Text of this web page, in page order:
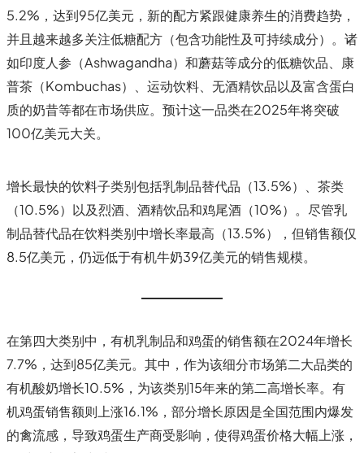
5.2%，达到95亿美元，新的配方紧跟健康养生的消费趋势，
并且越来越多关注低糖配方（包含功能性及可持续成分）。诸
如印度人参（Ashwagandha）和蘑菇等成分的低糖饮品、康
普茶（Kombuchas）、运动饮料、无酒精饮品以及富含蛋白
质的奶昔等都在市场供应。预计这一品类在2025年将突破
100亿美元大关。
增长最快的饮料子类别包括乳制品替代品（13.5%）、茶类
（10.5%）以及烈酒、酒精饮品和鸡尾酒（10%）。尽管乳
制品替代品在饮料类别中增长率最高（13.5%），但销售额仅
8.5亿美元，仍远低于有机牛奶39亿美元的销售规模。
在第四大类别中，有机乳制品和鸡蛋的销售额在2024年增长
7.7%，达到85亿美元。其中，作为该细分市场第二大品类的
有机酸奶增长10.5%，为该类别15年来的第二高增长率。有
机鸡蛋销售额则上涨16.1%，部分增长原因是全国范围内爆发
的禽流感，导致鸡蛋生产商受影响，使得鸡蛋价格大幅上涨，